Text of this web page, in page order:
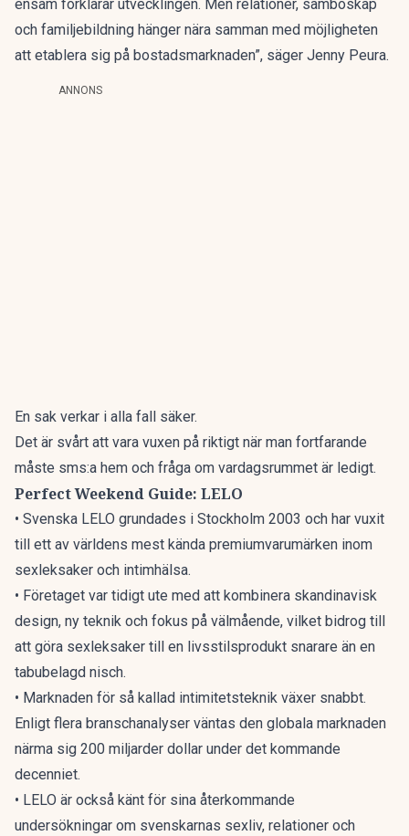
ensam förklarar utvecklingen. Men relationer, samboskap
och familjebildning hänger nära samman med möjligheten
att etablera sig på bostadsmarknaden”, säger Jenny Peura.
ANNONS
En sak verkar i alla fall säker.
Det är svårt att vara vuxen på riktigt när man fortfarande
måste sms:a hem och fråga om vardagsrummet är ledigt.
Perfect Weekend Guide: LELO
• Svenska LELO grundades i Stockholm 2003 och har vuxit
till ett av världens mest kända premiumvarumärken inom
sexleksaker och intimhälsa.
• Företaget var tidigt ute med att kombinera skandinavisk
design, ny teknik och fokus på välmående, vilket bidrog till
att göra sexleksaker till en livsstilsprodukt snarare än en
tabubelagd nisch.
• Marknaden för så kallad intimitetsteknik växer snabbt.
Enligt flera branschanalyser väntas den globala marknaden
närma sig 200 miljarder dollar under det kommande
decenniet.
• LELO är också känt för sina återkommande
undersökningar om svenskarnas sexliv, relationer och